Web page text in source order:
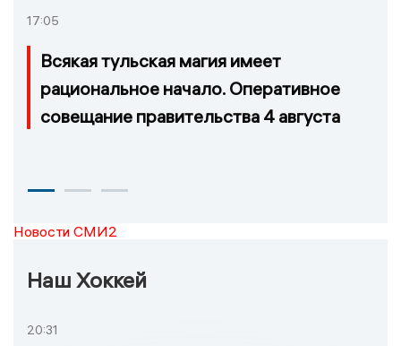
17:05
Всякая тульская магия имеет
рациональное начало. Оперативное
совещание правительства 4 августа
Новости СМИ2
Наш Хоккей
20:31